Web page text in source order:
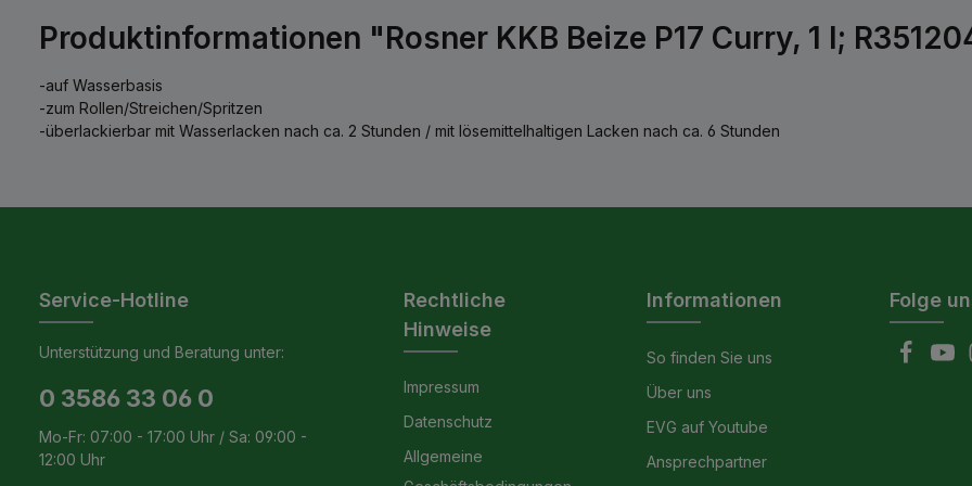
Produktinformationen "Rosner KKB Beize P17 Curry, 1 l;
-auf Wasserbasis
-zum Rollen/Streichen/Spritzen
-überlackierbar mit Wasserlacken nach ca. 2 Stunden / mit lösemittelhaltigen Lacken nach ca. 6 Stunden
Service-Hotline
Unterstützung und Beratung unter:
0 3586 33 06 0
Mo-Fr: 07:00 - 17:00 Uhr / Sa: 09:00 -
12:00 Uhr
Rechtliche
Hinweise
Impressum
Datenschutz
Allgemeine
Informationen
So finden Sie uns
Über uns
EVG auf Youtube
Ansprechpartner
Folge